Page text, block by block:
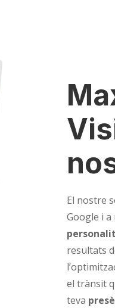
El nostre
Google i
resultats
el trànsit
teva